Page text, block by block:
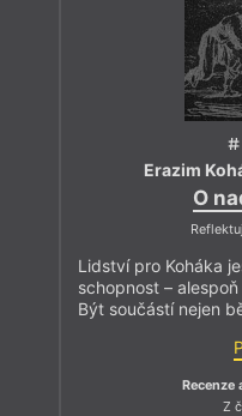
Erazim
O
Lidství pro Koháka
schopnost –
Být součástí nejen
Recenze
Z